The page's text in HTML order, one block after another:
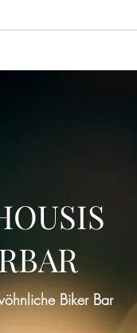
Biker Bar